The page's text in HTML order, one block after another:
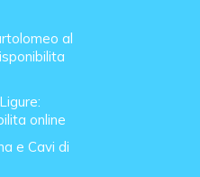
al
online
e Cavi di